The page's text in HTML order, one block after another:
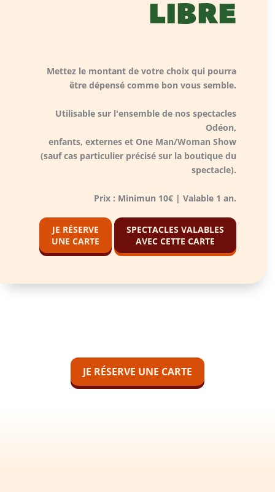
LIBRE
Mettez le montant de votre choix qui pourra
être dépensé comme bon vous semble.
Utilisable sur l'ensemble de nos spectacles
Odéon,
enfants, externes et One Man/Woman Show
(sauf cas particulier précisé sur la boutique du
spectacle).
Prix : Minimun 10€ | Valable 1 an.
JE RÉSERVE
UNE CARTE
SPECTACLES VALABLES
AVEC CETTE CARTE
JE RÉSERVE UNE CARTE